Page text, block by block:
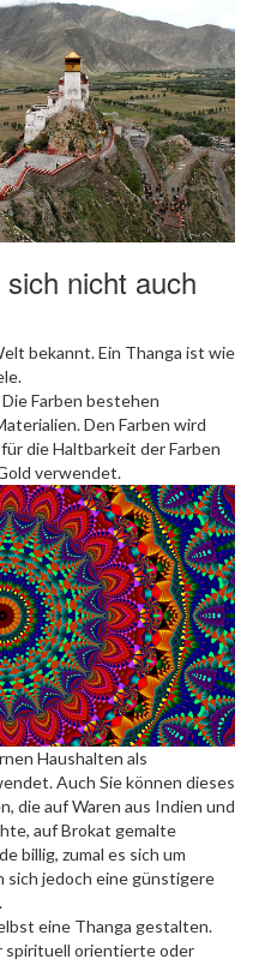
nicht auch
bekannt. Ein Thanga ist wie
Farben bestehen
Den Farben wird
die Haltbarkeit der Farben
verwendet.
Haushalten als
Auch Sie können dieses
die auf Waren aus Indien und
auf Brokat gemalte
billig, zumal es sich um
sich jedoch eine günstigere
eine Thanga gestalten.
spirituell orientierte oder